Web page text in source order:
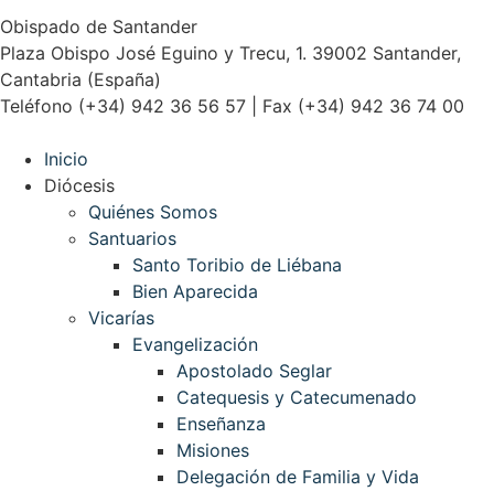
Obispado de Santander
Plaza Obispo José Eguino y Trecu, 1. 39002 Santander,
Cantabria (España)
Teléfono (+34) 942 36 56 57 | Fax (+34) 942 36 74 00
Inicio
Diócesis
Quiénes Somos
Santuarios
Santo Toribio de Liébana
Bien Aparecida
Vicarías
Evangelización
Apostolado Seglar
Catequesis y Catecumenado
Enseñanza
Misiones
Delegación de Familia y Vida